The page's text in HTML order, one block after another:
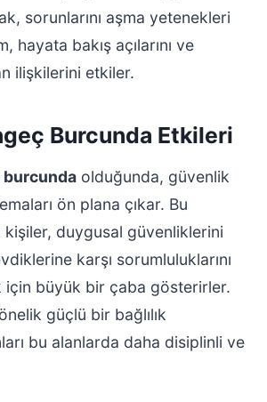
sorunlarını aşma yetenekleri
hayata bakış açılarını ve
ilişkilerini etkiler.
Burcunda Etkileri
burcundaolduğunda, güvenlik
ön plana çıkar. Bu
kişiler, duygusal güvenliklerini
karşı sorumluluklarını
için büyük bir çaba gösterirler.
güçlü bir bağlılık
bu alanlarda daha disiplinli ve